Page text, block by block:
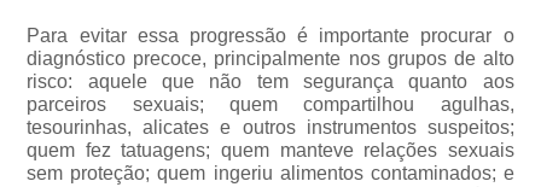
Para evitar essa progressão é importante procurar o
diagnóstico precoce, principalmente nos grupos de alto
risco: aquele que não tem segurança quanto aos
parceiros sexuais; quem compartilhou agulhas,
tesourinhas, alicates e outros instrumentos suspeitos;
quem fez tatuagens; quem manteve relações sexuais
sem proteção; quem ingeriu alimentos contaminados; e